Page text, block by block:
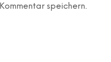
speichern.